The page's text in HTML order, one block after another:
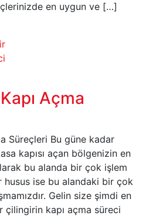
en uygun ve […]
Açma
Süreçleri Bu güne kadar
kapısı açan bölgenizin en
bu alanda bir çok işlem
husus ise bu alandaki bir çok
Gelin size şimdi en
çilingirin kapı açma süreci